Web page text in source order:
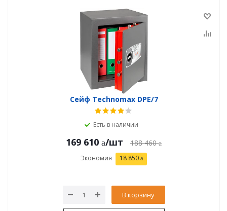
Сейф Technomax DPE/7
Есть в наличии
169 610 /шт 188 460
Экономия 18 850
В корзину